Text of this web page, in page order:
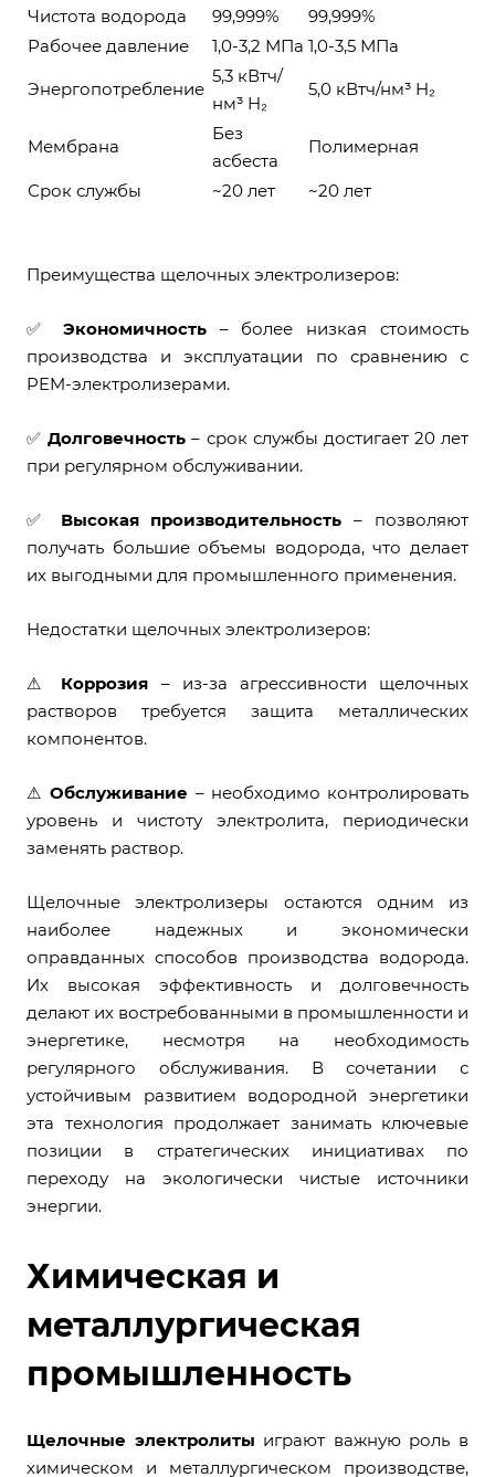
Чистота водорода 99,999%
99,999%
Рабочее давление
1,0-3,2 МПа 1,0-3,5 МПа
Энергопотребление
5,3 кВтч/
нм³ H₂
5,0 кВтч/нм³ H₂
Мембрана
Без
асбеста
Полимерная
Срок службы ~20 лет ~20 лет
Преимущества щелочных электролизеров:
✅ Экономичность– более низкая стоимость
производства и эксплуатации по сравнению с
PEM-электролизерами.
✅Долговечность – срок службы достигает 20 лет
при регулярном обслуживании.
✅ Высокая производительность – позволяют
получать большие объемы водорода, что делает
их выгодными для промышленного применения.
Недостатки щелочных электролизеров:
⚠ Коррозия – из-за агрессивности щелочных
растворов требуется защита металлических
компонентов.
⚠Обслуживание – необходимо контролировать
уровень и чистоту электролита, периодически
заменять раствор.
Щелочные электролизеры остаются одним из
наиболее надежных и экономически
оправданных способов производства водорода.
Их высокая эффективность и долговечность
делают их востребованными в промышленности и
энергетике, несмотря на необходимость
регулярного обслуживания. В сочетании с
устойчивым развитием водородной энергетики
эта технология продолжает занимать ключевые
позиции в стратегических инициативах по
переходу на экологически чистые источники
энергии.
Химическая и
металлургическая
промышленность
Щелочные электролиты играют важную роль в
химическом и металлургическом производстве,